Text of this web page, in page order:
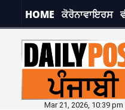
HOME ਕੋਰੋਨਾਵਾਇਰਸ
Mar 21, 2026, 10:39 pm